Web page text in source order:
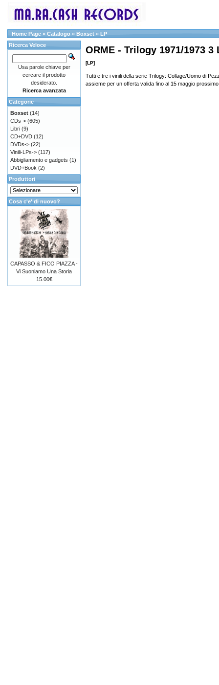
Home Page » Catalogo » Boxset » LP
ORME - Trilogy 1971/1973 3
[LP]
Tutti e tre i vinili della serie Trilogy: Collage/Uomo di
assieme per un offerta valida fino al 15 maggio prossimo
Ricerca Veloce
Usa parole chiave per
cercare il prodotto
desiderato.
Ricerca avanzata
Categorie
Boxset (14)
CDs-> (605)
Libri (9)
CD+DVD (12)
DVDs-> (22)
Vinili-LPs-> (117)
Abbigliamento e gadgets (1)
DVD+Book (2)
Produttori
Cosa c'e' di nuovo?
CAPASSO & FICO PIAZZA -
Vi Suoniamo Una Storia
15.00€